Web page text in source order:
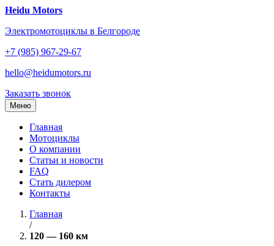
Перейти
содержанию
Heidu Motors
Электромотоциклы в Белгороде
+7 (985) 967-29-67
hello@heidumotors.ru
Заказать звонок
Меню
Главная
Мотоциклы
О компании
Статьи и новости
FAQ
Стать дилером
Контакты
Главная
/
120 — 160 км